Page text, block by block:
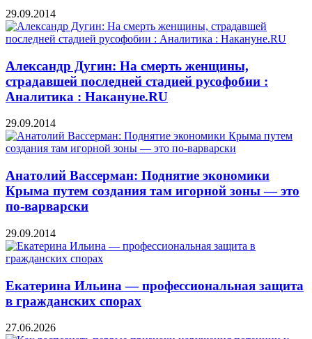
29.09.2014
Александр Дугин: На смерть женщины,
страдавшей последней стадией русофобии :
Аналитика : Накануне.RU
29.09.2014
Анатолий Вассерман: Поднятие экономики
Крыма путем создания там игорной зоны — это
по-варварски
29.09.2014
Екатерина Ильина — профессиональная защита
в гражданских спорах
27.06.2026